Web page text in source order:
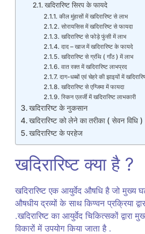
खदिरारिष्ट सिरप के फायदे
कील मुंहासों में खदिरारिष्ट से लाभ
सोरायसिस में खदिरारिष्ट से फायदा
खदिरारिष्ट से फोड़े फुंसी में लाभ
दाद – खाज में खदिरारिष्ट के फायदे
खदिरारिष्ट से ग्रंथि ( गाँठ ) में लाभ
वात रक्त में खदिरारिष्ट लाभप्रद
दाग-धब्बों एवं चेहरे की झाइयों में
खदिरारिष्ट से एग्जिमा में फायदा
स्किन एलर्जी में खदिरारिष्ट लाभकारी
खदिरारिष्ट के नुकसान
खदिरारिष्ट को लेने का तरीका ( सेवन विधि )
खदिरारिष्ट के परहेज
खदिरारिष्ट क्या है ?
खदिरारिष्ट एक आयुर्वेद औषधि है जो मुख्य
औषधीय द्रव्यों के साथ किण्वन प्रक्रिया
.खदिरारिष्ट का आयुर्वेद चिकित्सकों द्वारा
विकारों में उपयोग किया जाता है .